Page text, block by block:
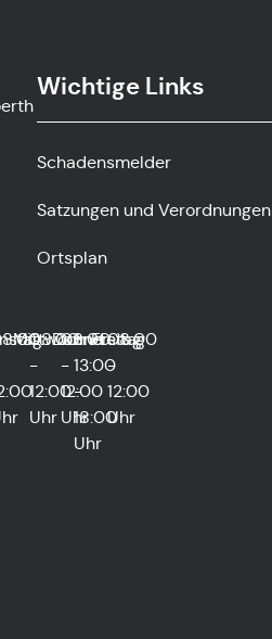
Wichtige Links
Schadensmelder
Satzungen und Verordnungen
Ortsplan
Mittwoch
08:00
-
12:00
Uhr
Donnerstag
08:00
-
12:00
Uhr
und
13:00
-
18:00
Uhr
Freitag
08:00
-
12:00
Uhr